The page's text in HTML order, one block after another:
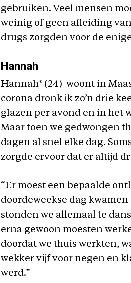
gebruiken. Veel mensen
weinig of geen afleiding
drugs zorgden voor de
Hannah
Hannah* (24) woont in
corona dronk ik zo’n drie
glazen per avond en in het
Maar toen we gedwongen
dagen al snel elke dag.
zorgde ervoor dat er altijd
“Er moest een bepaalde
doordeweekse dag
stonden we allemaal te
erna gewoon moesten
doordat we thuis werkten,
wekker vijf voor negen en
werd.”